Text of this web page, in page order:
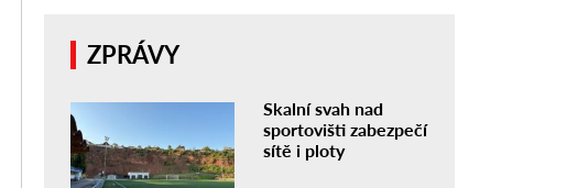
ZPRÁVY
Skalní svah nad
sportovišti zabezpečí
sítě i ploty